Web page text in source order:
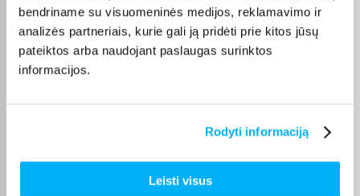
bendriname su visuomeninės medijos, reklamavimo ir
analizės partneriais, kurie gali ją pridėti prie kitos jūsų
pateiktos arba naudojant paslaugas surinktos
informacijos.
Rodyti informaciją
Leisti visus
Pirkėjų atsiliepimai apie prekes
Vygantas G.